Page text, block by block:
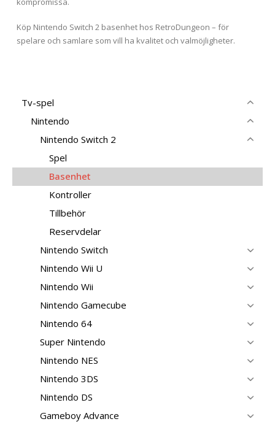
Köp Nintendo Switch 2 basenhet hos RetroDungeon – för
spelare och samlare som vill ha kvalitet och valmöjligheter.
Tv-spel
Nintendo
Nintendo Switch 2
Spel
Basenhet
Kontroller
Tillbehör
Reservdelar
Nintendo Switch
Nintendo Wii U
Nintendo Wii
Nintendo Gamecube
Nintendo 64
Super Nintendo
Nintendo NES
Nintendo 3DS
Nintendo DS
Gameboy Advance